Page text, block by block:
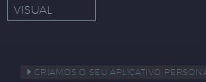
VISUAL
CRIAMOS O SEU APLICATIVO